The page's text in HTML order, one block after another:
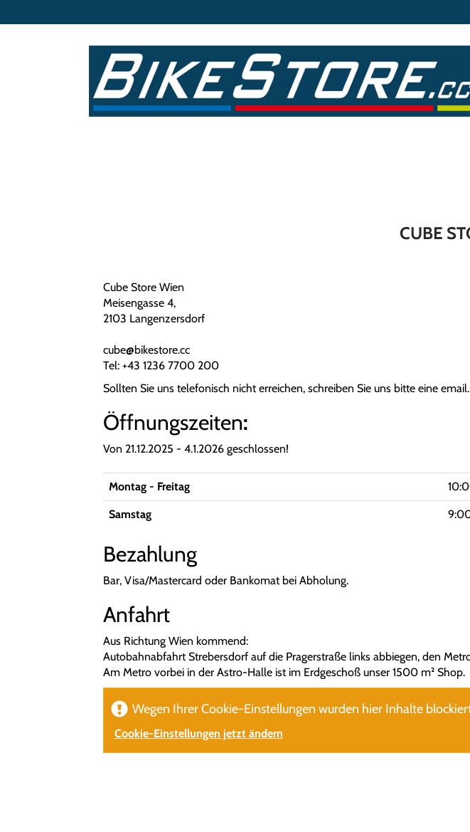
CUBE
Cube Store Wien
Meisengasse 4,
2103 Langenzersdorf
cube@bikestore.cc
Tel: +43 1236 7700 200
Sollten Sie uns telefonisch nicht erreichen, schreiben Sie uns bitte eine email.
Öffnungszeiten:
Von 21.12.2025 - 4.1.2026 geschlossen!
Montag - Freitag
Samstag
Bezahlung
Bar, Visa/Mastercard oder Bankomat bei Abholung.
Anfahrt
Aus Richtung Wien kommend:
Autobahnabfahrt Strebersdorf auf die Pragerstraße links abbiegen, den
Am Metro vorbei in der Astro-Halle ist im Erdgeschoß unser 1500 m² Shop.
Wegen Ihrer Cookie-Einstellungen wurden hier Inhalte
Cookie-Einstellungen jetzt ändern